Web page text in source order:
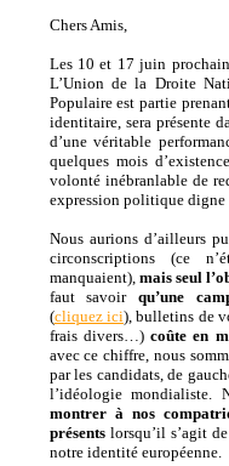
Chers Amis,
Les 10 et 17 juin
L’Union de la Droite
Populaire est partie
identitaire, sera présente
d’une véritable
quelques mois
volonté inébranlable de
expression politique digne
Nous aurions d’ailleurs
circonscriptions (ce
manquaient), mais seul
faut savoir qu’une
(cliquez ici), bulletins de
frais divers…)coûte en
avec ce chiffre, nous
par les candidats, de
l’idéologie mondialiste.
montrer à nos
présentslorsqu’il s’agit
notre identité européenne.